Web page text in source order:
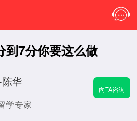
到7分你要这么做
华
学专家
向TA咨询